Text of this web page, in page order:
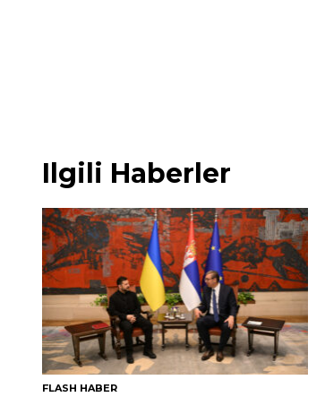
Ilgili Haberler
FLASH HABER